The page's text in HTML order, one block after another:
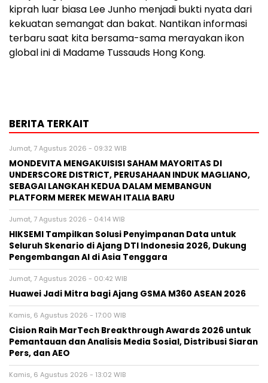
kiprah luar biasa Lee Junho menjadi bukti nyata dari
kekuatan semangat dan bakat. Nantikan informasi
terbaru saat kita bersama-sama merayakan ikon
global ini di Madame Tussauds Hong Kong.
BERITA TERKAIT
Jumat, 7 Agustus 2026 - 09:32 WIB
MONDEVITA MENGAKUISISI SAHAM MAYORITAS DI
UNDERSCORE DISTRICT, PERUSAHAAN INDUK MAGLIANO,
SEBAGAI LANGKAH KEDUA DALAM MEMBANGUN
PLATFORM MEREK MEWAH ITALIA BARU
Jumat, 7 Agustus 2026 - 04:14 WIB
HIKSEMI Tampilkan Solusi Penyimpanan Data untuk
Seluruh Skenario di Ajang DTI Indonesia 2026, Dukung
Pengembangan AI di Asia Tenggara
Jumat, 7 Agustus 2026 - 00:42 WIB
Huawei Jadi Mitra bagi Ajang GSMA M360 ASEAN 2026
Kamis, 6 Agustus 2026 - 17:00 WIB
Cision Raih MarTech Breakthrough Awards 2026 untuk
Pemantauan dan Analisis Media Sosial, Distribusi Siaran
Pers, dan AEO
Kamis, 6 Agustus 2026 - 13:02 WIB